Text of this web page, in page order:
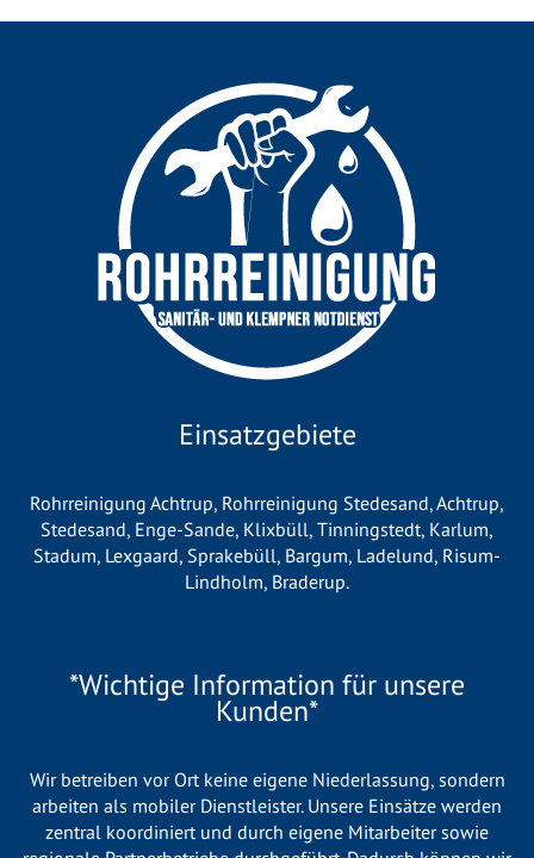
Einsatzgebiete
Rohrreinigung Achtrup, Rohrreinigung Stedesand,Achtrup,
Stedesand, Enge-Sande, Klixbüll, Tinningstedt, Karlum,
Stadum, Lexgaard, Sprakebüll, Bargum, Ladelund, Risum-
Lindholm, Braderup.
*Wichtige Information für unsere
Kunden*
Wir betreiben vor Ort keine eigene Niederlassung, sondern
arbeiten als mobiler Dienstleister. Unsere Einsätze werden
zentral koordiniert und durch eigene Mitarbeiter sowie